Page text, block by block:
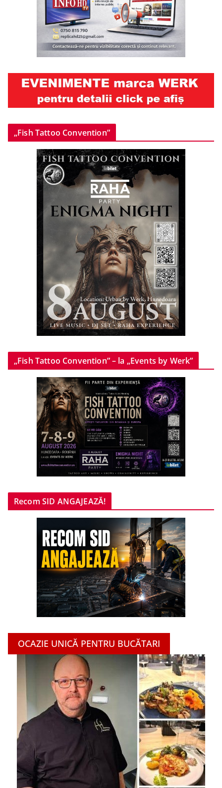
„Fish Tattoo Convention”
„Fish Tattoo Convention” – la „Events by Werk”
Recom SID ANGAJEAZĂ!
OCAZIE UNICĂ PENTRU BUCĂTARI